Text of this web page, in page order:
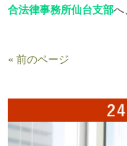
合法律事務所仙台支部へ
« 前のページ